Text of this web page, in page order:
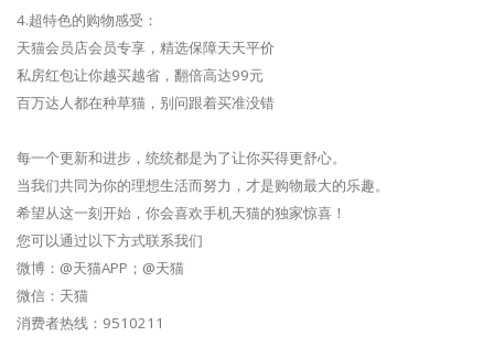
4.超特色的购物感受：
天猫会员店会员专享，精选保障天天平价
私房红包让你越买越省，翻倍高达99元
百万达人都在种草猫，别问跟着买准没错
每一个更新和进步，统统都是为了让你买得更舒心。
当我们共同为你的理想生活而努力，才是购物最大的乐趣。
希望从这一刻开始，你会喜欢手机天猫的独家惊喜！
您可以通过以下方式联系我们
微博：@天猫APP；@天猫
微信：天猫
消费者热线：9510211